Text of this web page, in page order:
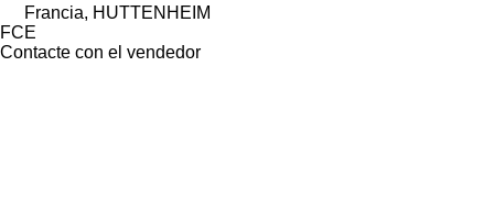
Francia, HUTTENHEIM
FCE
Contacte con el vendedor